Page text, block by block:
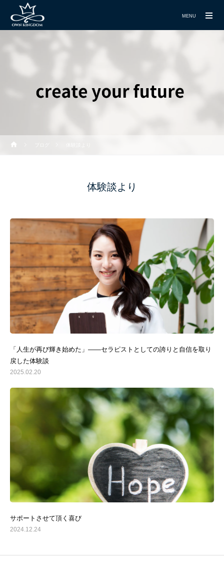
体験談より
「人生が再び輝き始めた」——セラピストとしての誇りと自信を取り
戻した体験談
2025.02.20
サポートさせて頂く喜び
2024.12.24
MENU